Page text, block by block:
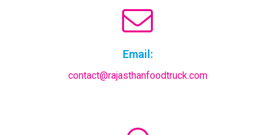
Email:
contact@rajasthanfoodtruck.com